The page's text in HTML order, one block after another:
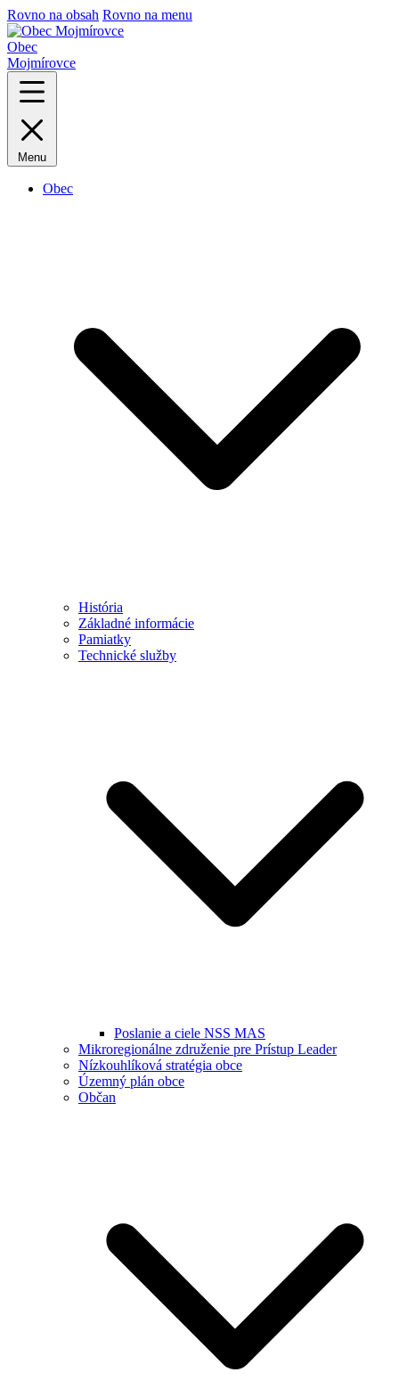
Rovno na obsah Rovno na menu
Obec
Mojmírovce
Menu
Obec
História
Základné informácie
Pamiatky
Technické služby
Poslanie a ciele NSS MAS
Mikroregionálne združenie pre Prístup Leader
Nízkouhlíková stratégia obce
Územný plán obce
Občan